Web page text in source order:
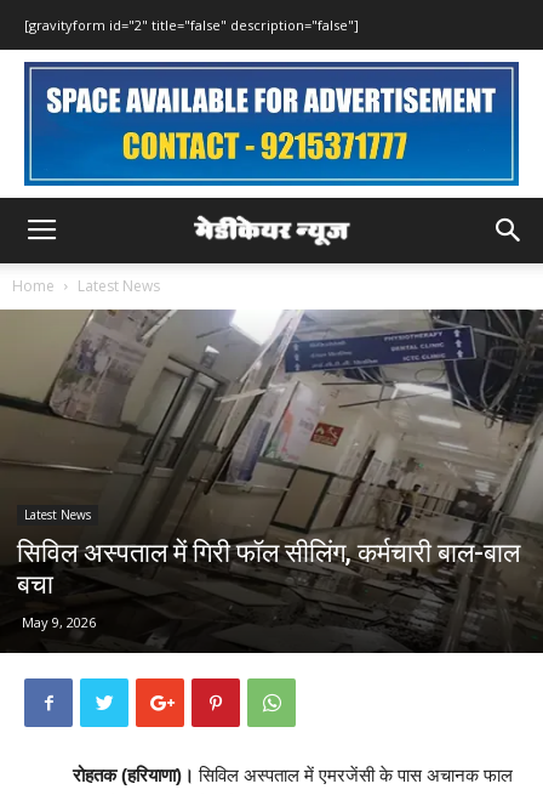
[gravityform id="2" title="false" description="false"]
Home Latest News
Latest News
सिविल अस्पताल में गिरी फॉल सीलिंग, कर्मचारी बाल-बाल
बचा
May 9, 2026
रोहतक (हरियाणा)। सिविल अस्पताल में एमरजेंसी के पास अचानक फाल